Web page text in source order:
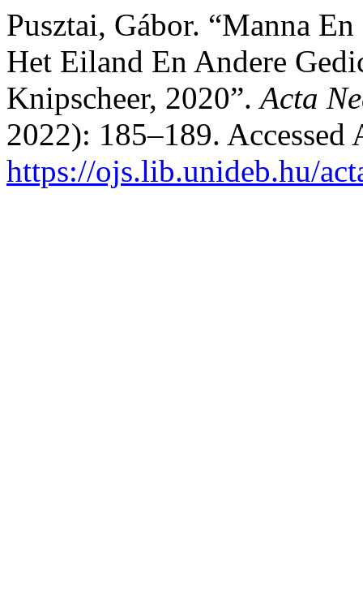
Pusztai, Gábor. “Manna
Het Eiland En Andere
Knipscheer, 2020”.Acta
2022): 185–189. Accessed
https://ojs.lib.unideb.hu/